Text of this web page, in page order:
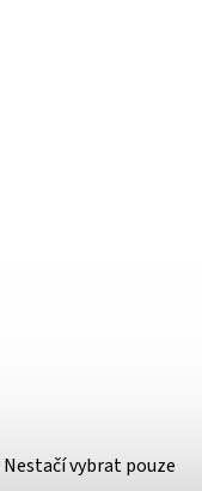
vybrat pouze